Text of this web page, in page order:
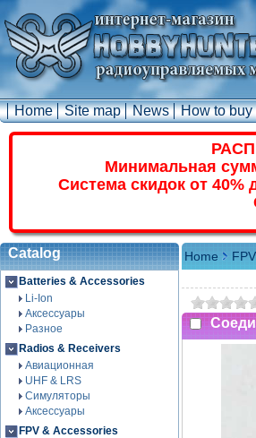
Home Site map News How to buy
Минимальная
Система скидок от 40%
Catalog
Batteries & Accessories
Li-Ion
Аксессуары
Разное
Radios & Receivers
Авиационная
UHF & LRS
Симуляторы
Аксессуары
FPV & Accessories
Home